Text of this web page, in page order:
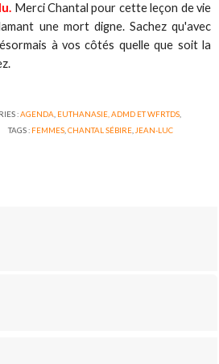
Merci Chantal pour cette leçon de vie
une mort digne. Sachez qu'avec
à vos côtés quelle que soit la
:AGENDA EUTHANASIE, ADMD ET WFRTDS,
TAGS : FEMMES ,CHANTAL SÉBIRE JEAN-LUC